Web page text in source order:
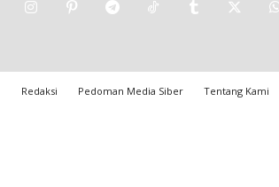
Redaksi Pedoman Media Siber Tentang Kami